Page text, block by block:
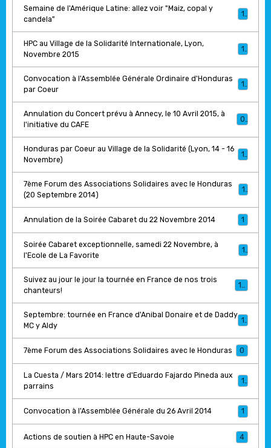
Semaine de l'Amérique Latine: allez voir "Maiz, copal y
candela"
1
HPC au Village de la Solidarité Internationale, Lyon,
Novembre 2015
1
Convocation à l'Assemblée Générale Ordinaire d'Honduras
par Coeur
1
Annulation du Concert prévu à Annecy, le 10 Avril 2015, à
l'initiative du CAFE
0
Honduras par Coeur au Village de la Solidarité (Lyon, 14 - 16
Novembre)
1
7ème Forum des Associations Solidaires avec le Honduras
(20 Septembre 2014)
1
Annulation de la Soirée Cabaret du 22 Novembre 2014 1
Soirée Cabaret exceptionnelle, samedi 22 Novembre, à
l'Ecole de La Favorite
1
Suivez au jour le jour la tournée en France de nos trois
chanteurs!
17
Septembre: tournée en France d'Anibal Donaire et de Daddy
MC y Aldy
1
7ème Forum des Associations Solidaires avec le Honduras 0
La Cuesta / Mars 2014: lettre d'Eduardo Fajardo Pineda aux
parrains
1
Convocation à l'Assemblée Générale du 26 Avril 2014 1
Actions de soutien à HPC en Haute-Savoie 4